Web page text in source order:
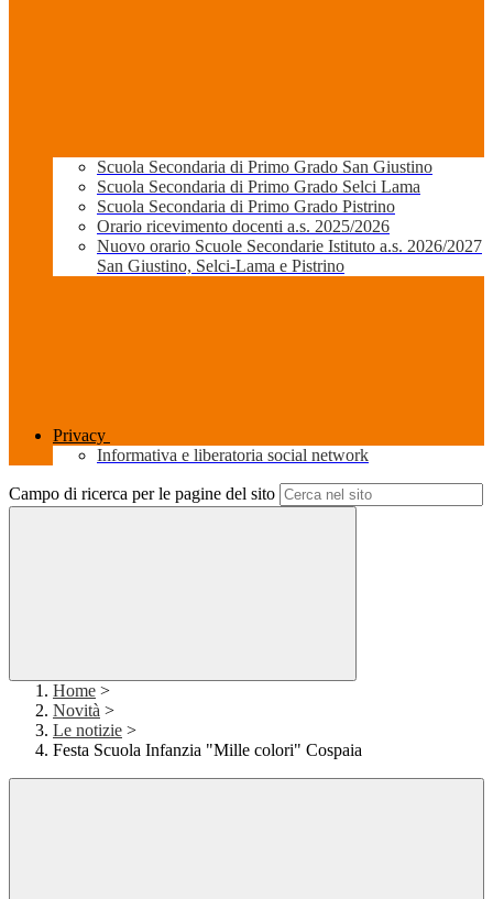
Scuola Secondaria di Primo Grado San Giustino
Scuola Secondaria di Primo Grado Selci Lama
Scuola Secondaria di Primo Grado Pistrino
Orario ricevimento docenti a.s. 2025/2026
Nuovo orario Scuole Secondarie Istituto a.s. 2026/2027
San Giustino, Selci-Lama e Pistrino
Privacy
Informativa e liberatoria social network
Campo di ricerca per le pagine del sito
Home >
Novità >
Le notizie >
Festa Scuola Infanzia "Mille colori" Cospaia